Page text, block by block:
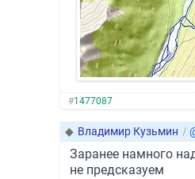
#1477087
◆ Владимир Кузьмин /
Заранее намного
не предсказуем